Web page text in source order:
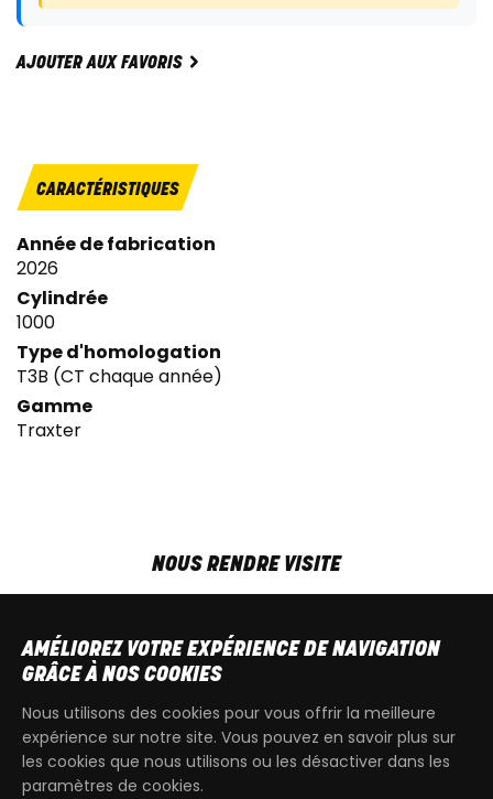
AJOUTER AUX FAVORIS
CARACTÉRISTIQUES
Année de fabrication
2026
Cylindrée
1000
Type d'homologation
T3B (CT chaque année)
Gamme
Traxter
NOUS RENDRE VISITE
SAM9h00 - 13h30
T+32 64 700 970
AMÉLIOREZ VOTRE EXPÉRIENCE DE NAVIGATION
GRÂCE À NOS COOKIES
Nous utilisons des cookies pour vous offrir la meilleure
expérience sur notre site. Vous pouvez en savoir plus sur
les cookies que nous utilisons ou les désactiver dans les
paramètres de cookies.